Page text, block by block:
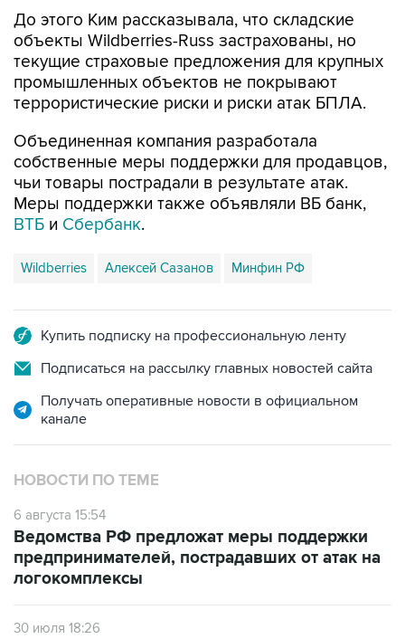
До этого Ким рассказывала, что складские
объекты Wildberries-Russ застрахованы, но
текущие страховые предложения для крупных
промышленных объектов не покрывают
террористические риски и риски атак БПЛА.
Объединенная компания разработала
собственные меры поддержки для продавцов,
чьи товары пострадали в результате атак.
Меры поддержки также объявляли ВБ банк,
ВТБ и Сбербанк.
Wildberries Алексей Сазанов Минфин РФ
Купить подписку на профессиональную ленту
Подписаться на рассылку главных новостей сайта
Получать оперативные новости в официальном
канале
НОВОСТИ ПО ТЕМЕ
6 августа 15:54
Ведомства РФ предложат меры поддержки
предпринимателей, пострадавших от атак на
логокомплексы
30 июля 18:26